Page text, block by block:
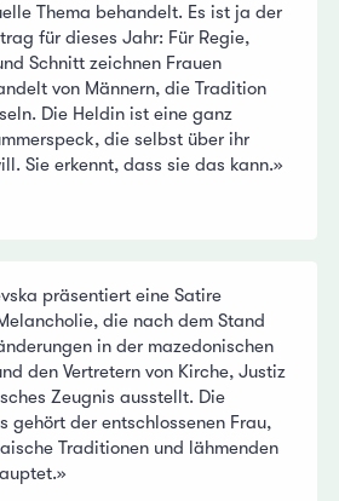
Thema behandelt. Es ist ja der
für dieses Jahr: Für Regie,
Schnitt zeichnen Frauen
von Männern, die Tradition
Die Heldin ist eine ganz
die selbst über ihr
Sie erkennt, dass sie das kann.»
präsentiert eine Satire
die nach dem Stand
in der mazedonischen
den Vertretern von Kirche, Justiz
Zeugnis ausstellt. Die
gehört der entschlossenen Frau,
Traditionen und lähmenden